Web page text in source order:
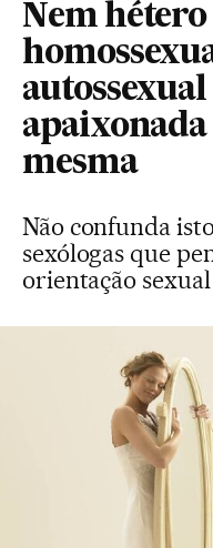
Nem
autossexual
mesma
Não confunda
sexólogas que
orientação